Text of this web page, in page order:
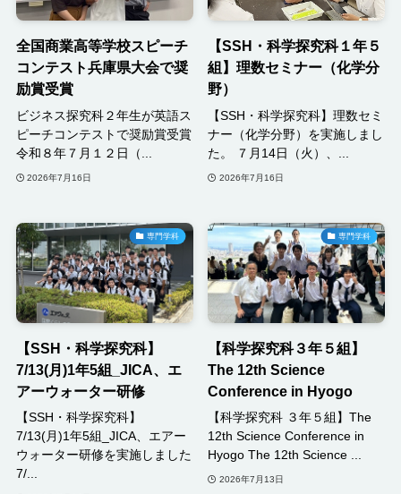
全国商業高等学校スピーチ
コンテスト兵庫県大会で奨
励賞受賞
ビジネス探究科２年生が英語ス
ピーチコンテストで奨励賞受賞
令和８年７月１２日（...
2026年7月16日
【SSH・科学探究科１年５
組】理数セミナー（化学分
野）
【SSH・科学探究科】理数セミ
ナー（化学分野）を実施しまし
た。 ７月14日（火）、...
2026年7月16日
専門学科
【SSH・科学探究科】
7/13(月)1年5組_JICA、エ
アーウォーター研修
【SSH・科学探究科】
7/13(月)1年5組_JICA、エアー
ウォーター研修を実施しました
7/...
専門学科
【科学探究科３年５組】
The 12th Science
Conference in Hyogo
【科学探究科 ３年５組】The
12th Science Conference in
Hyogo The 12th Science ...
2026年7月13日